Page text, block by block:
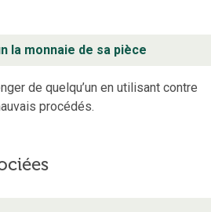
la monnaie de sa pièce
de quelqu’un en utilisant contre
procédés.